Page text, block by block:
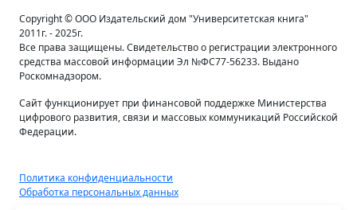
Copyright © ООО Издательский дом "Университетская книга"
2011г. - 2025г.
Все права защищены. Свидетельство о регистрации электронного
средства массовой информации Эл №ФС77-56233. Выдано
Роскомнадзором.
Сайт функционирует при финансовой поддержке Министерства
цифрового развития, связи и массовых коммуникаций Российской
Федерации.
Политика конфиденциальности
Обработка персональных данных